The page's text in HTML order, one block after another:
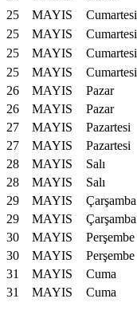
25
MAYIS Cumartesi
25
MAYIS Cumartesi
25
MAYIS Cumartesi
25
MAYIS Cumartesi
26
MAYIS Pazar
26
MAYIS Pazar
27
MAYIS Pazartesi
27
MAYIS Pazartesi
28
MAYIS Salı
28
MAYIS Salı
29
MAYIS Çarşamba
29
MAYIS Çarşamba
30
MAYIS Perşembe
30
MAYIS Perşembe
31
MAYIS Cuma
31
MAYIS Cuma